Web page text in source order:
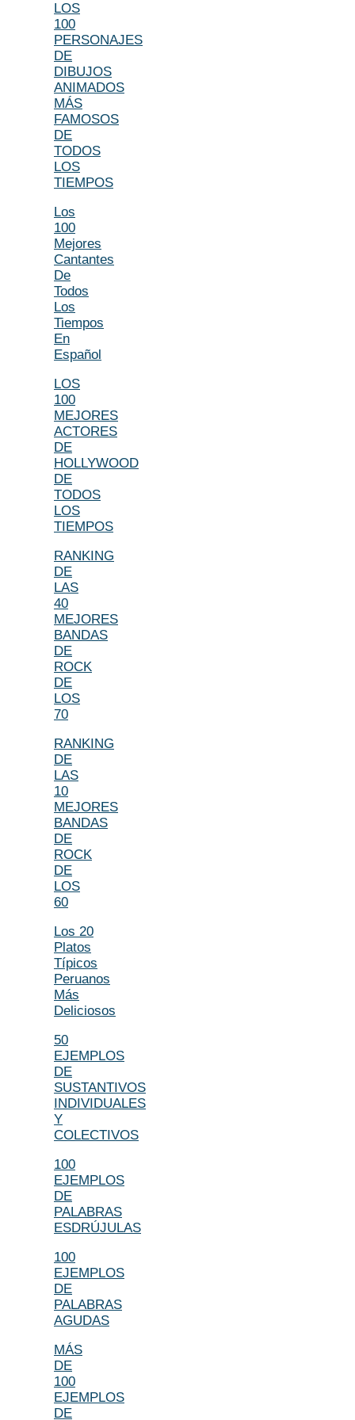
LOS
100
PERSONAJES
DE
DIBUJOS
ANIMADOS
MÁS
FAMOSOS
DE
TODOS
LOS
TIEMPOS
Los
100
Mejores
Cantantes
De
Todos
Los
Tiempos
En
Español
LOS
100
MEJORES
ACTORES
DE
HOLLYWOOD
DE
TODOS
LOS
TIEMPOS
RANKING
DE
LAS
40
MEJORES
BANDAS
DE
ROCK
DE
LOS
70
RANKING
DE
LAS
10
MEJORES
BANDAS
DE
ROCK
DE
LOS
60
Los 20
Platos
Típicos
Peruanos
Más
Deliciosos
50
EJEMPLOS
DE
SUSTANTIVOS
INDIVIDUALES
Y
COLECTIVOS
100
EJEMPLOS
DE
PALABRAS
ESDRÚJULAS
100
EJEMPLOS
DE
PALABRAS
AGUDAS
MÁS
DE
100
EJEMPLOS
DE